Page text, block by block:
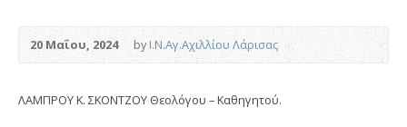
20 Μαΐου, 2024 byΙ.Ν.Αγ.Αχιλλίου Λάρισας
ΛΑΜΠΡΟΥ Κ. ΣΚΟΝΤΖΟΥ Θεολόγου – Καθηγητού.